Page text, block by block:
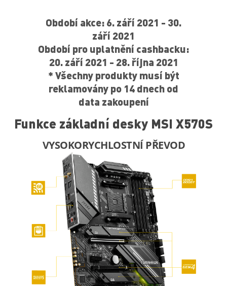
Období akce: 6. září 2021 - 30.
září 2021
Období pro uplatnění cashbacku:
20. září 2021 - 28. října 2021
* Všechny produkty musí být
reklamovány po 14 dnech od
data zakoupení
Funkce základní desky MSI X570S
EXKLUZIVNÍ FUNKCE